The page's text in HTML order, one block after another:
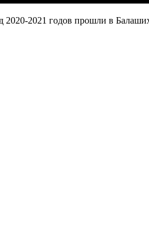
2021 годов прошли в